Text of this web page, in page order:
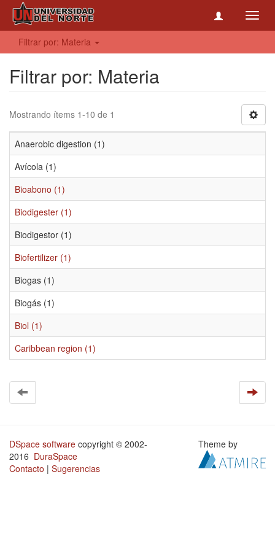
Filtrar por: Materia
Filtrar por: Materia
Mostrando ítems 1-10 de 1
Anaerobic digestion (1)
Avícola (1)
Bioabono (1)
Biodigester (1)
Biodigestor (1)
Biofertilizer (1)
Biogas (1)
Biogás (1)
Biol (1)
Caribbean region (1)
DSpace software copyright © 2002-
2016 DuraSpace
Contacto | Sugerencias
Theme by